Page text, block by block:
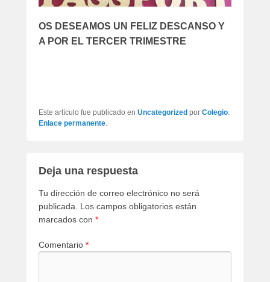
OS DESEAMOS UN FELIZ DESCANSO Y
A POR EL TERCER TRIMESTRE
Este artículo fue publicado en Uncategorized por Colegio
Enlace permanente
Deja una respuesta
Tu dirección de correo electrónico no será
publicada.
Los campos obligatorios están
marcados con *
Comentario *